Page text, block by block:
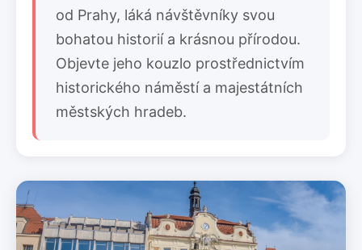
od Prahy, láká návštěvníky svou
bohatou historií a krásnou přírodou.
Objevte jeho kouzlo prostřednictvím
historického náměstí a majestátních
městských hradeb.